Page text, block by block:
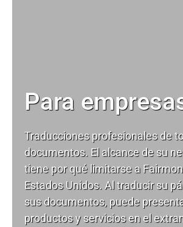
Para
Traducciones profesionales de
documentos. El alcance de su
tiene por qué limitarse a
Estados Unidos. Al traducir su
sus documentos, puede
productos y servicios en el